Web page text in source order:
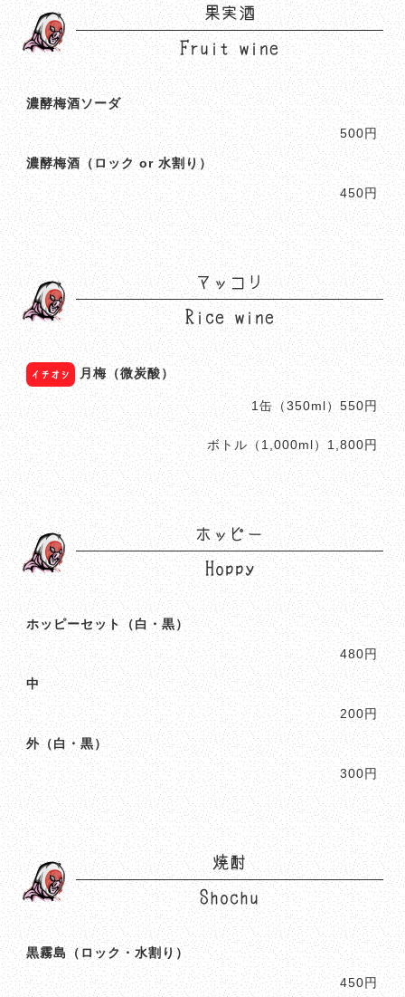
果実酒
Fruit wine
濃酵梅酒ソーダ
500円
濃酵梅酒（ロック or 水割り）
450円
マッコリ
Rice wine
イチオシ 月梅（微炭酸）
1缶（350ml）550円
ボトル（1,000ml）1,800円
ホッピー
Hoppy
ホッピーセット（白・黒）
480円
中
200円
外（白・黒）
300円
焼酎
Shochu
黒霧島（ロック・水割り）
450円